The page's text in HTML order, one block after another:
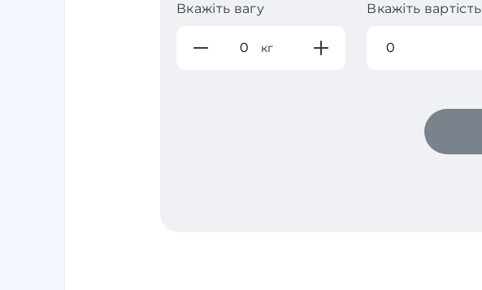
Вкажіть вагу
кг
Вкажіть вартість